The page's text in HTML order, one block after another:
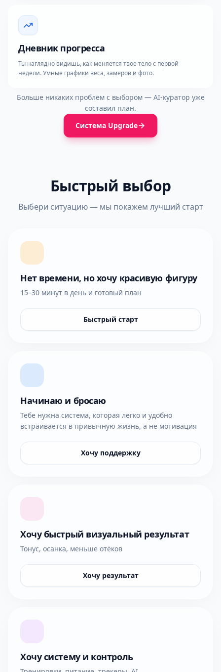
Дневник прогресса
Ты наглядно видишь, как меняется твое тело с первой
недели. Умные графики веса, замеров и фото.
Больше никаких проблем с выбором — AI-куратор уже
составил план.
Система Upgrade
Быстрый выбор
Выбери ситуацию — мы покажем лучший старт
Нет времени, но хочу красивую фигуру
15–30 минут в день и готовый план
Быстрый старт
Начинаю и бросаю
Тебе нужна система, которая легко и удобно
встраивается в привычную жизнь, а не мотивация
Хочу поддержку
Хочу быстрый визуальный результат
Тонус, осанка, меньше отёков
Хочу результат
Хочу систему и контроль